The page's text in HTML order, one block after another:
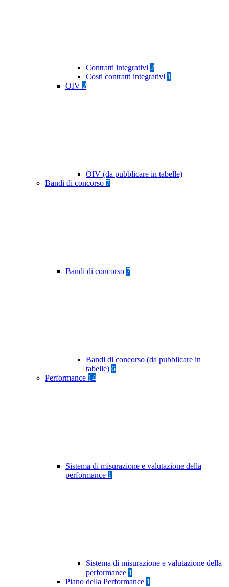
Contratti integrativi 2
Costi contratti integrativi 1
OIV 2
OIV (da pubblicare in tabelle)
Bandi di concorso 7
Bandi di concorso 7
Bandi di concorso (da pubblicare in
tabelle) 6
Performance 14
Sistema di misurazione e valutazione della
performance 1
Sistema di misurazione e valutazione della
performance 1
Piano della Performance 1